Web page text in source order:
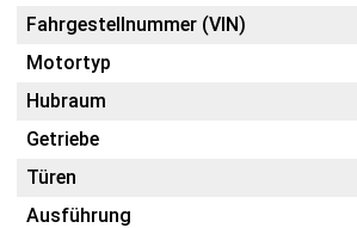
Fahrgestellnummer (VIN)
Motortyp
Hubraum
Getriebe
Türen
Ausführung